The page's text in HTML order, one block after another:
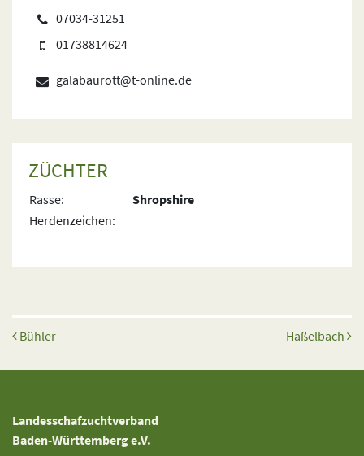
07034-31251
01738814624
galabaurott@t-online.de
ZÜCHTER
Rasse:
Shropshire
Herdenzeichen:
Beitrags-Navigation
Bühler Haßelbach
Landesschafzuchtverband
Baden-Württemberg e.V.